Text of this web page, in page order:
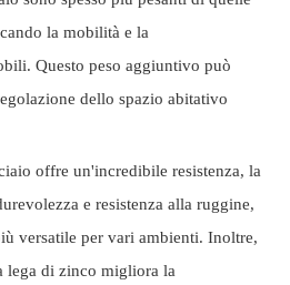
la mobilità e la
Questo peso aggiuntivo può
dello spazio abitativo
offre un'incredibile resistenza, la
e resistenza alla ruggine,
versatile per vari ambienti. Inoltre,
lega di zinco migliora la